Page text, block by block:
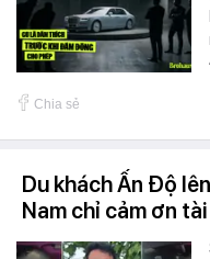
Chia sẻ
Du khách Ấn Độ
Nam chỉ cảm ơn